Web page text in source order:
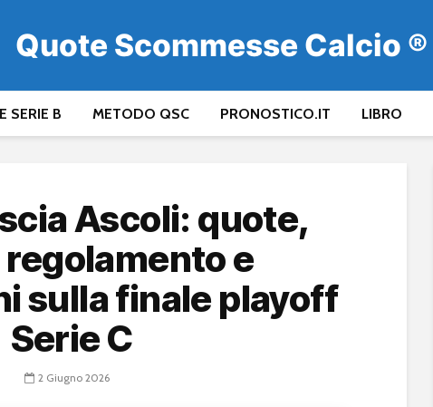
Quote Scommesse Calcio ®
SERIE B METODO QSC PRONOSTICO.IT LIBRO
Ascoli: quote,
e
sulla finale playoff
Serie C
2 Giugno 2026